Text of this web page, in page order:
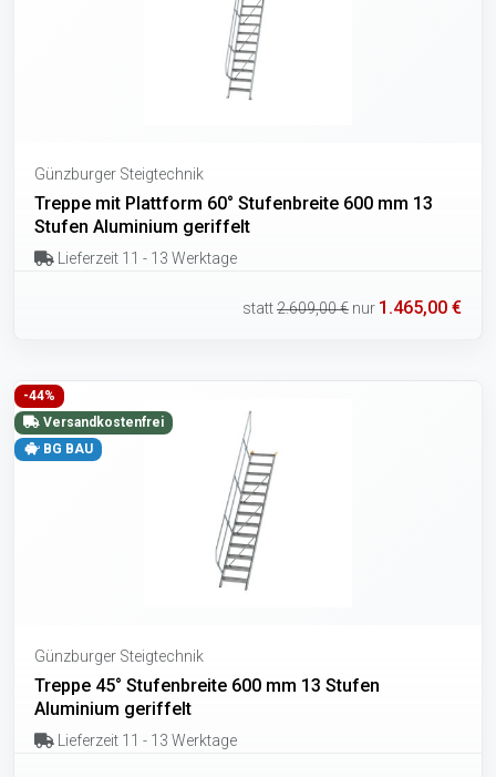
Günzburger Steigtechnik
Treppe mit Plattform 60° Stufenbreite 600 mm 13
Stufen Aluminium geriffelt
Lieferzeit 11 - 13 Werktage
statt2.609,00 € nur 1.465,00 €
-44%
Versandkostenfrei
BG BAU
Günzburger Steigtechnik
Treppe 45° Stufenbreite 600 mm 13 Stufen
Aluminium geriffelt
Lieferzeit 11 - 13 Werktage